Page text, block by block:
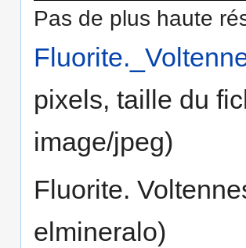
Pas de plus haute
pixels, taille du
image/jpeg)
Fluorite.
elmineralo)